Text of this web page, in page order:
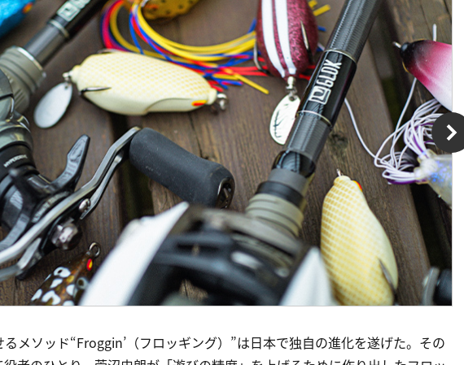
メソッド“Froggin’（フロッギング）”は日本で独自の進化を遂げた。その